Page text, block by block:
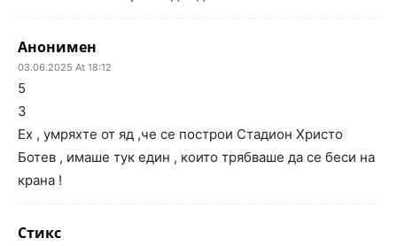
Анонимен
03.06.2025 At 18:12
5
3
Ех , умряхте от яд ,че се построи Стадион Христо
Ботев , имаше тук един , които трябваше да се беси на
крана !
Стикс